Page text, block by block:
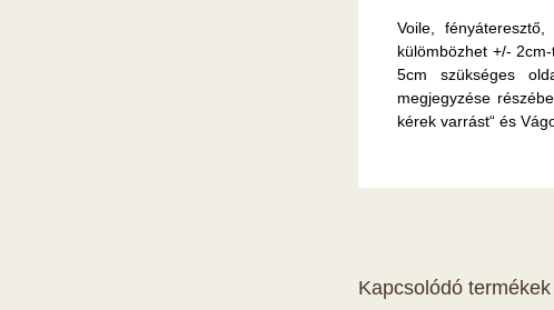
Voile,
külömbözhet +/-
5cm szükséges
megjegyzése
kérek varrást“ és
Kapcsolódó termékek